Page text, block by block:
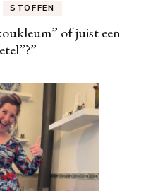
STOFFEN
of juist een